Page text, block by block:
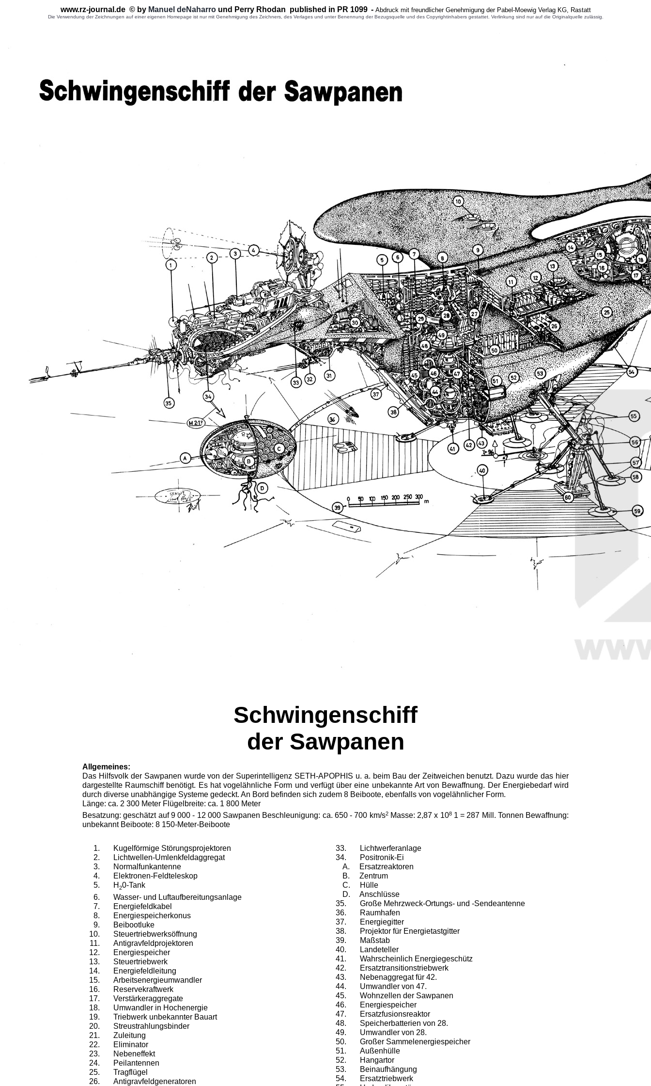
www.rz-journal.de © by Manuel deNaharro und Perry Rhodan published in PR 1099 - Abdruck mit freundlicher Genehmigung der Pabel-Moewig Verlag KG, Rastatt
Die Verwendung der Zeichnungen auf einer eigenen Homepage ist nur mit Genehmigung des Zeichners, des Verlages und unter Benennung der Bezugsquelle und des Copyrightinhabers gestattet. Verlinkung sind nur auf die Originalquelle zulässig.
Schwingenschiff
der Sawpanen
Allgemeines:
Das Hilfsvolk der Sawpanen wurde von der Superintel­ligenz SETH-APOPHIS u. a. beim Bau der Zeitweichen benutzt. Dazu wurde das hier
dargestellte Raumschiff benötigt. Es hat vogelähnliche Form und verfügt über eine unbekannte Art von Bewaffnung. Der Energiebe­darf wird
durch diverse unabhängige Systeme ge­deckt. An Bord befinden sich zudem 8 Beiboote, eben­falls von vogelähnlicher Form.
Länge: ca. 2 300 Meter Flügelbreite: ca. 1 800 Meter
Besatzung: geschätzt auf 9 000 - 12 000 Sawpanen Beschleunigung: ca. 650 - 700 km/s2 Masse: 2,87 x 1081 = 287 Mill. Tonnen Bewaffnung:
unbekannt Beiboote: 8 150-Meter-Beiboote
Kugelförmige Störungsprojektoren
Lichtwellen-Umlenkfeldaggregat
Normalfunkantenne
Elektronen-Feldteleskop
H 20-Tank
Wasser- und Luftaufbereitungsanlage
Energiefeldkabel
Energiespeicherkonus
Beibootluke
Steuertriebwerksöffnung
Antigravfeldprojektoren
Energiespeicher
Steuertriebwerk
Energiefeldleitung
Arbeitsenergieumwandler
Reservekraftwerk
Verstärkeraggregate
Umwandler in Hochenergie
Triebwerk unbekannter Bauart
Streustrahlungsbinder
Zuleitung
Eliminator
Nebeneffekt
Peilantennen
Tragflügel
Antigravfeldgeneratoren
Lichtwerferanlage
Positronik-Ei
A. Ersatzreaktoren
B. Zentrum
C. Hülle
D. Anschlüsse
Große Mehrzweck-Ortungs- und -Sendeantenne
Raumhafen
Energiegitter
Projektor für Energietastgitter
Maßstab
Landeteller
Wahrscheinlich Energiegeschütz
Ersatztransitionstriebwerk
Nebenaggregat für 42.
Umwandler von 47.
Wohnzellen der Sawpanen
Energiespeicher
Ersatzfusionsreaktor
Speicherbatterien von 28.
Umwandler von 28.
Großer Sammelenergiespeicher
Außenhülle
Hangartor
Beinaufhängung
Ersatztriebwerk